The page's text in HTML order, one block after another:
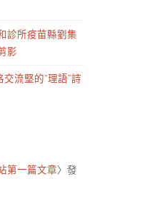
診所疫苗縣劉集
影
交流堅的“理語”詩
第一篇文章〉發